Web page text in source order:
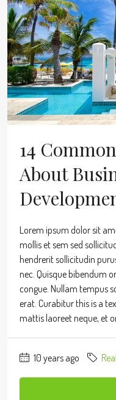
14
About
Lorem ipsum dolor sit
mollis et sem sed
hendrerit sollicitudin
nec. Quisque bibendum
congue. Nullam tempus
erat. Curabitur this is a
mattis laoreet neque, et
10 years ago